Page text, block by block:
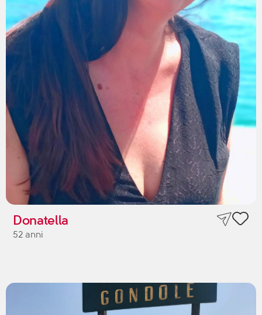
Donatella
52 anni